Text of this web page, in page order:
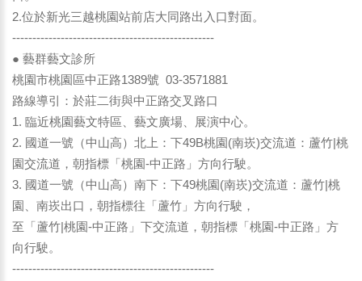
2.位於新光三越桃園站前店大同路出入口對面。
--------------------------------------------------
● 藝群藝文診所
桃園市桃園區中正路1389號 03-3571881
路線導引：於莊二街與中正路交叉路口
1. 臨近桃園藝文特區、藝文廣場、展演中心。
2. 國道一號（中山高）北上：下49B桃園(南崁)交流道：蘆竹|桃
園交流道，朝指標「桃園-中正路」方向行駛。
3. 國道一號（中山高）南下：下49桃園(南崁)交流道：蘆竹|桃
園、南崁出口，朝指標往「蘆竹」方向行駛，
至「蘆竹|桃園-中正路」下交流道，朝指標「桃園-中正路」方
向行駛。
--------------------------------------------------